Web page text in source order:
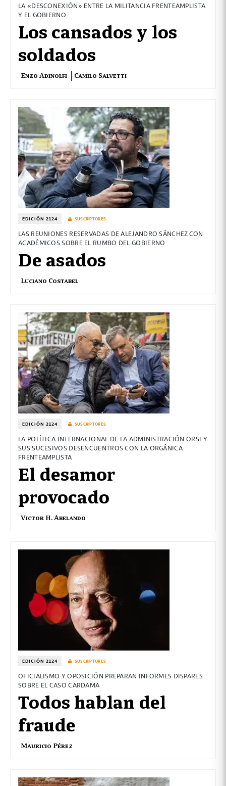
LA «DESCONEXIÓN» ENTRE LA MILITANCIA FRENTEAMPLISTA
Y EL GOBIERNO
Los cansados y los
soldados
Enzo Adinolfi Camilo Salvetti
EDICIÓN 2124 SUSCRIPTORES
LAS REUNIONES RESERVADAS DE ALEJANDRO SÁNCHEZ CON
ACADÉMICOS SOBRE EL RUMBO DEL GOBIERNO
De asados
Luciano Costabel
EDICIÓN 2124 SUSCRIPTORES
LA POLÍTICA INTERNACIONAL DE LA ADMINISTRACIÓN ORSI Y
SUS SUCESIVOS DESENCUENTROS CON LA ORGÁNICA
FRENTEAMPLISTA
El desamor
provocado
Victor H. Abelando
EDICIÓN 2124 SUSCRIPTORES
OFICIALISMO Y OPOSICIÓN PREPARAN INFORMES DISPARES
SOBRE EL CASO CARDAMA
Todos hablan del
fraude
Mauricio Pérez